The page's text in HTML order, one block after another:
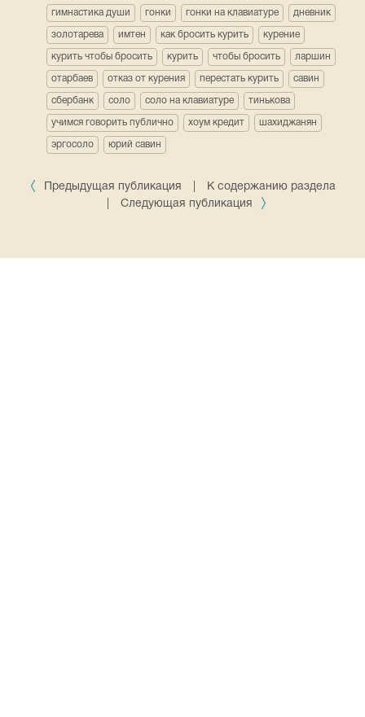
гимнастика души гонки гонки на клавиатуре дневник
золотарева имтен как бросить курить курение
курить чтобы бросить курить чтобы бросить ларшин
отарбаев отказ от курения перестать курить савин
сбербанк соло соло на клавиатуре тинькова
учимся говорить публично хоум кредит шахиджанян
эргосоло юрий савин
Предыдущая публикация
К содержанию раздела
Следующая публикация